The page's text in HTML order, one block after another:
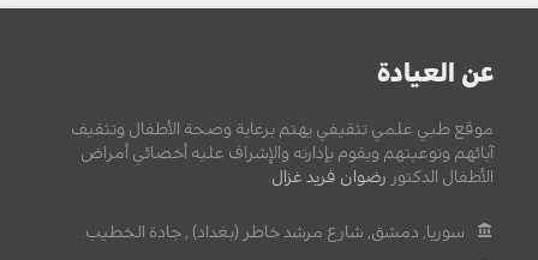
عن العيادة
موقع طبي علمي تثقيفي يهتم برعاية وصحة الأطفال وتثقيف
آبائهم وتوعيتهم ويقوم بإدارته والإشراف عليه أخصائي أمراض
الأطفال الدكتور رضوان فريد غزال
سوريا, دمشق, شارع مرشد خاطر (بغداد) , جادة الخطيب.